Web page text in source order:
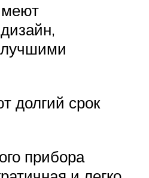
долгий срок
прибора